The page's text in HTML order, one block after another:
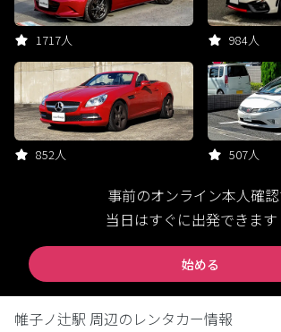
1717人 984人
852人 507人
事前のオンライン本人確
当日はすぐに出発できま
始める
帷子ノ辻駅 周辺のレンタカー情報